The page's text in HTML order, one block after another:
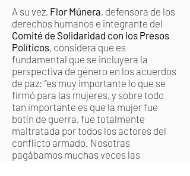
A su vez, Flor Múnera, defensora de los
derechos humanos e integrante del
Comité de Solidaridad con los Presos
Políticos, considera que es
fundamental que se incluyera la
perspectiva de género en los acuerdos
de paz: “es muy importante lo que se
firmó para las mujeres, y sobre todo
tan importante es que la mujer fue
botín de guerra, fue totalmente
maltratada por todos los actores del
conflicto armado. Nosotras
pagábamos muchas veces las